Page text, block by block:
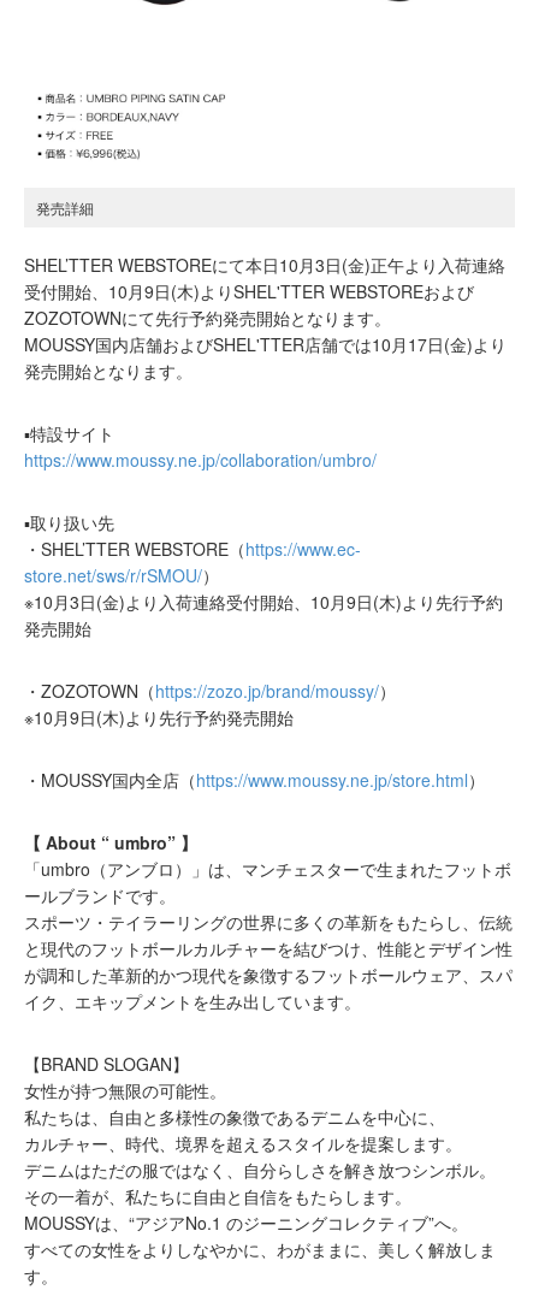
発売詳細
SHEL’TTER WEBSTOREにて本日10月3日(金)正午より入荷連絡
受付開始、10月9日(木)よりSHEL'TTER WEBSTOREおよび
ZOZOTOWNにて先行予約発売開始となります。
MOUSSY国内店舗およびSHEL'TTER店舗では10月17日(金)より
発売開始となります。
▪特設サイト
https://www.moussy.ne.jp/collaboration/umbro/
▪取り扱い先
・SHEL’TTER WEBSTORE（https://www.ec-
store.net/sws/r/rSMOU/）
※10月3日(金)より入荷連絡受付開始、10月9日(木)より先行予約
発売開始
・ZOZOTOWN（https://zozo.jp/brand/moussy/）
※10月9日(木)より先行予約発売開始
・MOUSSY国内全店（https://www.moussy.ne.jp/store.html）
【 About “ umbro” 】
「umbro（アンブロ）」は、マンチェスターで生まれたフットボ
ールブランドです。
スポーツ・テイラーリングの世界に多くの革新をもたらし、伝統
と現代のフットボールカルチャーを結びつけ、性能とデザイン性
が調和した革新的かつ現代を象徴するフットボールウェア、スパ
イク、エキップメントを生み出しています。
【BRAND SLOGAN】
女性が持つ無限の可能性。
私たちは、自由と多様性の象徴であるデニムを中心に、
カルチャー、時代、境界を超えるスタイルを提案します。
デニムはただの服ではなく、自分らしさを解き放つシンボル。
その一着が、私たちに自由と自信をもたらします。
MOUSSYは、“アジアNo.1 のジーニングコレクティブ”へ。
すべての女性をよりしなやかに、わがままに、美しく解放しま
す。